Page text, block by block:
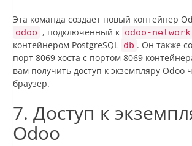
Эта команда создает новый контейнер
odoo , подключенный к odoo-network
контейнером PostgreSQL
db . Он также
порт 8069 хоста с портом 8069
вам получить доступ к экземпляру Odoo
браузер.
7. Доступ к
Odoo